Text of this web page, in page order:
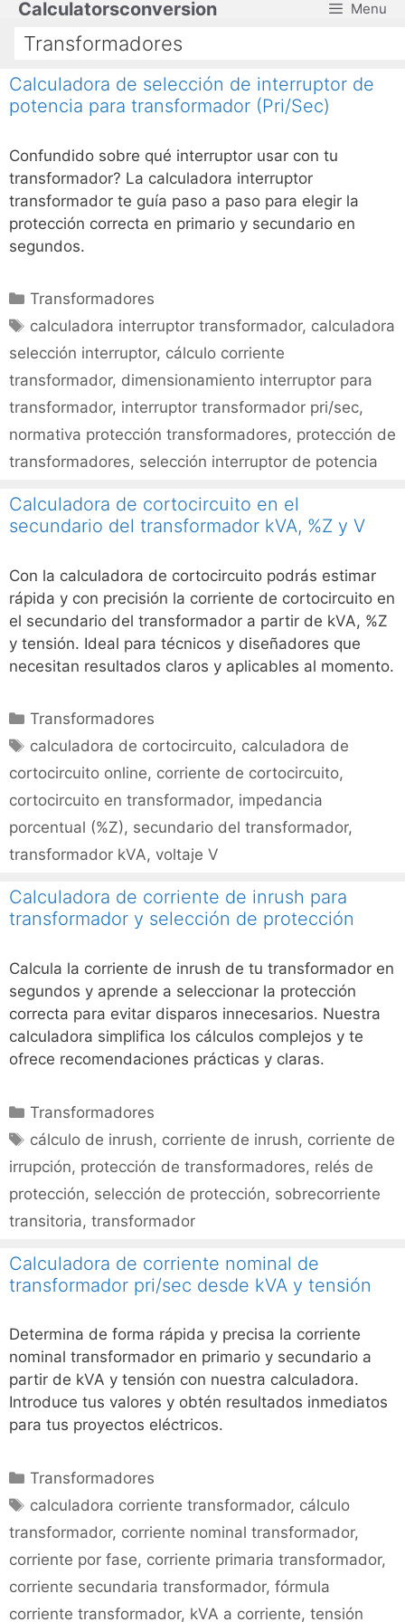
Saltar
contenido
Calculatorsconversion Menu
Transformadores
Calculadora de selección de interruptor de
potencia para transformador (Pri/Sec)
Confundido sobre qué interruptor usar con tu
transformador? La calculadora interruptor
transformador te guía paso a paso para elegir la
protección correcta en primario y secundario en
segundos.
Categorías
Transformadores
Etiquetas
calculadora interruptor transformador, calculadora
selección interruptor, cálculo corriente
transformador, dimensionamiento interruptor para
transformador, interruptor transformador pri/sec,
normativa protección transformadores, protección de
transformadores, selección interruptor de potencia
Calculadora de cortocircuito en el
secundario del transformador kVA, %Z y V
Con la calculadora de cortocircuito podrás estimar
rápida y con precisión la corriente de cortocircuito en
el secundario del transformador a partir de kVA, %Z
y tensión. Ideal para técnicos y diseñadores que
necesitan resultados claros y aplicables al momento.
Categorías
Transformadores
Etiquetas
calculadora de cortocircuito, calculadora de
cortocircuito online, corriente de cortocircuito,
cortocircuito en transformador, impedancia
porcentual (%Z), secundario del transformador,
transformador kVA, voltaje V
Calculadora de corriente de inrush para
transformador y selección de protección
Calcula la corriente de inrush de tu transformador en
segundos y aprende a seleccionar la protección
correcta para evitar disparos innecesarios. Nuestra
calculadora simplifica los cálculos complejos y te
ofrece recomendaciones prácticas y claras.
Categorías
Transformadores
Etiquetas
cálculo de inrush, corriente de inrush, corriente de
irrupción, protección de transformadores, relés de
protección, selección de protección, sobrecorriente
transitoria, transformador
Calculadora de corriente nominal de
transformador pri/sec desde kVA y tensión
Determina de forma rápida y precisa la corriente
nominal transformador en primario y secundario a
partir de kVA y tensión con nuestra calculadora.
Introduce tus valores y obtén resultados inmediatos
para tus proyectos eléctricos.
Categorías
Transformadores
Etiquetas
calculadora corriente transformador, cálculo
transformador, corriente nominal transformador,
corriente por fase, corriente primaria transformador,
corriente secundaria transformador, fórmula
corriente transformador, kVA a corriente, tensión